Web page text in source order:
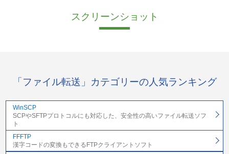
スクリーンショット
「ファイル転送」カテゴリーの人気ランキング
WinSCP
SCPやSFTPプロトコルにも対応した、安全性の高いファイル転送ソフ
ト
FFFTP
漢字コードの変換もできるFTPクライアントソフト